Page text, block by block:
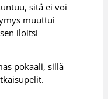
sitä ei voi
muuttui
iloitsi
pokaali, sillä